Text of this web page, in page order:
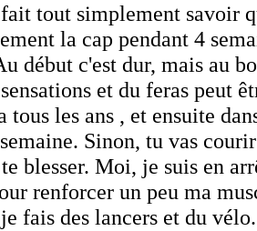
tout simplement savoir
la cap pendant 4
début c'est dur, mais au
et du feras peut
tous les ans , et ensuite
Sinon, tu vas
blesser. Moi, je suis en
renforcer un peu ma
fais des lancers et du vélo.